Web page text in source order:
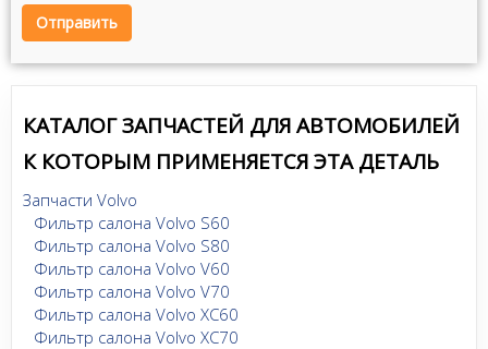
Отправить
КАТАЛОГ ЗАПЧАСТЕЙ ДЛЯ АВТОМОБИЛЕЙ
К КОТОРЫМ ПРИМЕНЯЕТСЯ ЭТА ДЕТАЛЬ
Запчасти Volvo
Фильтр салона Volvo S60
Фильтр салона Volvo S80
Фильтр салона Volvo V60
Фильтр салона Volvo V70
Фильтр салона Volvo XC60
Фильтр салона Volvo XC70